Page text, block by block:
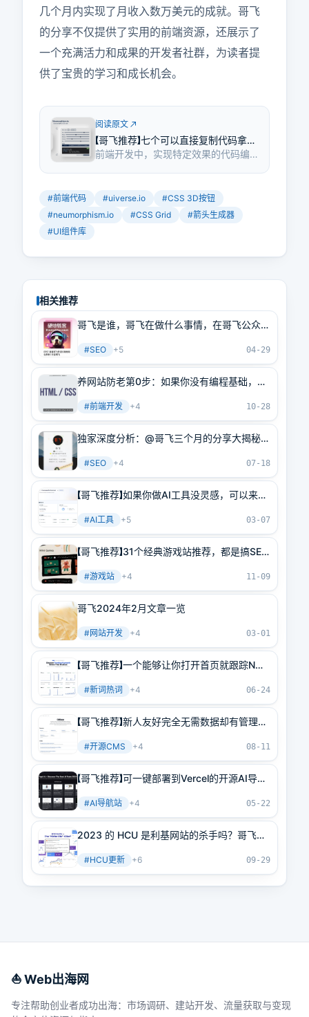
几个月内实现了月收入数万美元的成就。哥飞
的分享不仅提供了实用的前端资源，还展示了
一个充满活力和成果的开发者社群，为读者提
供了宝贵的学习和成长机会。
阅读原文
【哥飞推荐】七个可以直接复制代码拿来
就用的前端代码网站
前端开发中，实现特定效果的代码编
用。
#前端代码 #uiverse.io #CSS 3D按钮
#neumorphism.io #CSS Grid #箭头生成器
#UI组件库
相关推荐
哥飞是谁，哥飞在做什么事情，在哥飞公众号
#SEO +5 04-29
养网站防老第0步：如果你没有编程基础，如
频教程学习
#前端开发 +4 10-28
独家深度分析：@哥飞三个月的分享大揭秘，
#SEO +4 07-18
【哥飞推荐】如果你做AI工具没灵感，可以来这
#AI工具 +5 03-07
【哥飞推荐】31个经典游戏站推荐，都是搞SEO
#游戏站 +4 11-09
哥飞2024年2月文章一览
#网站开发 +4 03-01
【哥飞推荐】一个能够让你打开首页就跟踪N个
#新词热词 +4 06-24
【哥飞推荐】新人友好完全无需数据却有管理后
#开源CMS +4 08-11
【哥飞推荐】可一键部署到Vercel的开源AI导航
#AI导航站 +4 05-22
2023 的 HCU 是利基网站的杀手吗？哥飞回
#HCU更新 +6 09-29
⛵️ Web出海网
专注帮助创业者成功出海：市场调研、建站开发、流量获取与变现